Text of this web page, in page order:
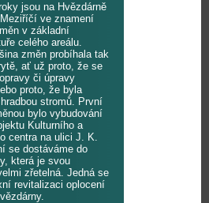
jsou na Hvězdárně
ve znamení
v základní
celého areálu.
změn probíhala tak
ať už proto, že se
či úpravy
proto, že byla
stromů. První
bylo vybudování
Kulturního a
centra na ulici J. K.
se dostáváme do
která je svou
zřetelná. Jedná se
revitalizaci oplocení